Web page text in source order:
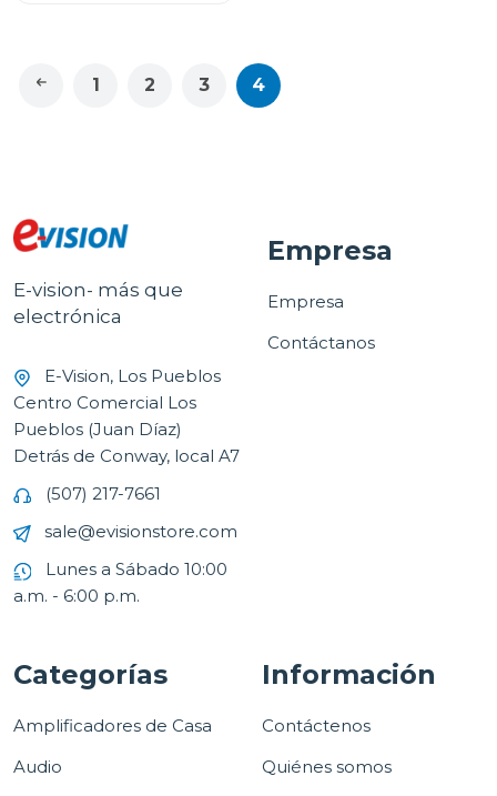
1 2 3 4
E-vision- más que
electrónica
E-Vision, Los Pueblos
Centro Comercial Los
Pueblos (Juan Díaz)
Detrás de Conway, local A7
(507) 217-7661
sale@evisionstore.com
Lunes a Sábado 10:00
a.m. - 6:00 p.m.
Empresa
Empresa
Contáctanos
Categorías
Amplificadores de Casa
Audio
Información
Contáctenos
Quiénes somos